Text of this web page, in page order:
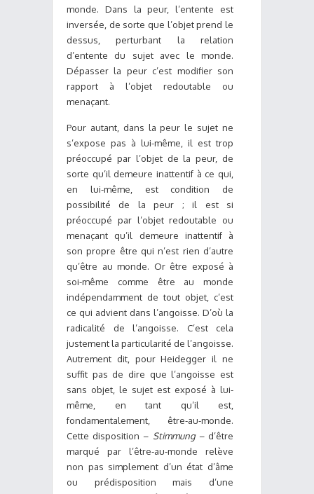
monde. Dans la peur, l’entente est
inversée, de sorte que l’objet prend le
dessus, perturbant la relation
d’entente du sujet avec le monde.
Dépasser la peur c’est modifier son
rapport à l’objet redoutable ou
menaçant.
Pour autant, dans la peur le sujet ne
s’expose pas à lui-même, il est trop
préoccupé par l’objet de la peur, de
sorte qu’il demeure inattentif à ce qui,
en lui-même, est condition de
possibilité de la peur ; il est si
préoccupé par l’objet redoutable ou
menaçant qu’il demeure inattentif à
son propre être qui n’est rien d’autre
qu’être au monde. Or être exposé à
soi-même comme être au monde
indépendamment de tout objet, c’est
ce qui advient dans l’angoisse. D’où la
radicalité de l’angoisse. C’est cela
justement la particularité de l’angoisse.
Autrement dit, pour Heidegger il ne
suffit pas de dire que l’angoisse est
sans objet, le sujet est exposé à lui-
même, en tant qu’il est,
fondamentalement, être-au-monde.
Cette disposition – Stimmung– d’être
marqué par l’être-au-monde relève
non pas simplement d’un état d’âme
ou prédisposition mais d’une